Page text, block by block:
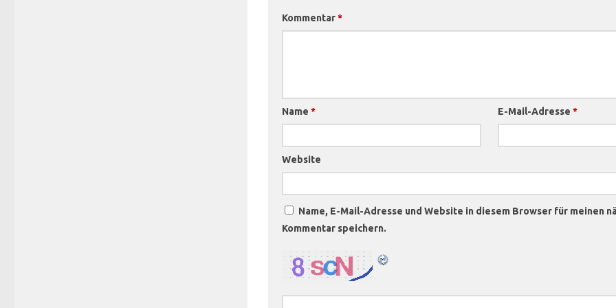
Kommentar*
Name * E-Mail-Adresse*
Website
Name, E-Mail-Adresse und Website in diesem Browser für meinen
Kommentar speichern.